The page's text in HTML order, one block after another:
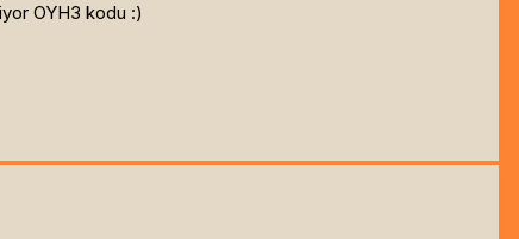
OYH3 kodu :)